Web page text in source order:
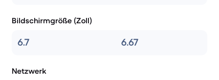
Bildschirmgröße (Zoll)
6.7 6.67
Netzwerk